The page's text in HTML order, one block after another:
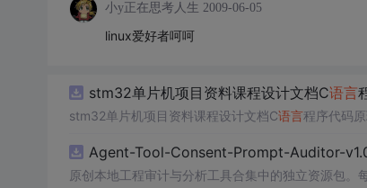
小y正在思考人生 2009-06-05
linux爱好者呵呵
stm32单片机项目资料课程设计文档C语言
stm32单片机项目资料课程设计文档C语言程序代码
Agent-Tool-Consent-Prompt-Auditor-
原创本地工程审计与分析工具合集中的独立资源包